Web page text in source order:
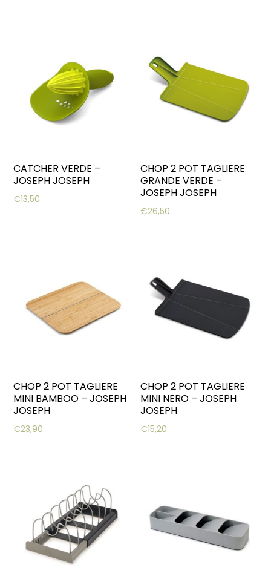
CATCHER VERDE –
JOSEPH JOSEPH
€13,50
CHOP 2 POT TAGLIERE
GRANDE VERDE –
JOSEPH JOSEPH
€26,50
CHOP 2 POT TAGLIERE
MINI BAMBOO – JOSEPH
JOSEPH
€23,90
CHOP 2 POT TAGLIERE
MINI NERO – JOSEPH
JOSEPH
€15,20